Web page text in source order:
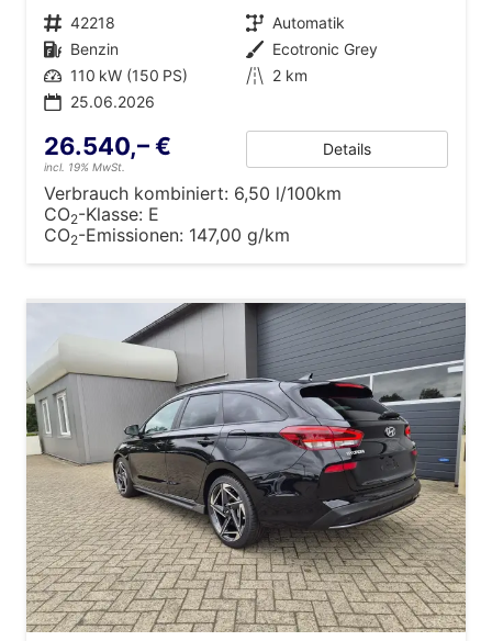
Fahrzeugnr. 42218 Getriebe Automatik
Kraftstoff Benzin Außenfarbe Ecotronic Grey
Leistung 110 kW (150 PS) Kilometerstand 2 km
25.06.2026
26.540,– €
incl. 19% MwSt.
Details
Verbrauch kombiniert: 6,50 l/100km
CO2-Klasse: E
CO2-Emissionen: 147,00 g/km